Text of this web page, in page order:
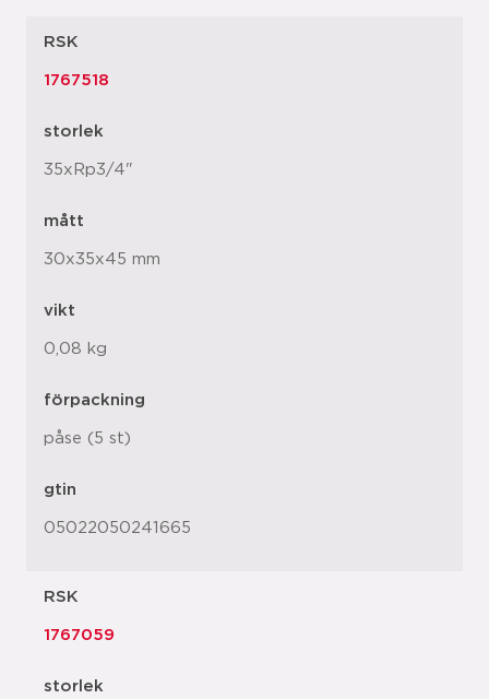
RSK
1767518
storlek
35xRp3/4"
mått
30x35x45 mm
vikt
0,08 kg
förpackning
påse (5 st)
gtin
05022050241665
RSK
1767059
storlek